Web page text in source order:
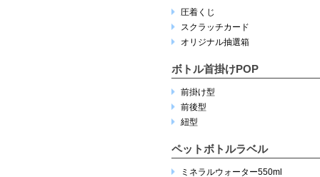
圧着くじ
スクラッチカード
オリジナル抽選箱
ボトル首掛けPOP
前掛け型
前後型
紐型
ペットボトルラベル
ミネラルウォーター550ml